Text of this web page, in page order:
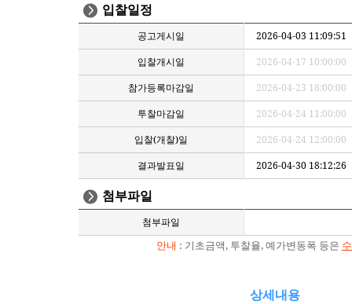
입찰일정
공고게시일
2026-04-03 11:09:51
입찰개시일
2026-04-17 10:00:00
참가등록마감일
2026-04-23 18:00:00
투찰마감일
2026-04-24 11:00:00
입찰(개찰)일
2026-04-24 12:00:00
결과발표일
2026-04-30 18:12:26
첨부파일
첨부파일
안내 : 기초금액, 투찰율, 예가변동폭 등은
상세내용